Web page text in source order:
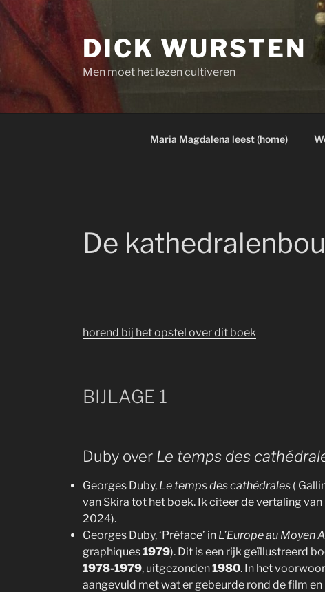
Skip
to
content
DICK WURSTEN
Men moet het lezen cultiveren
Maria Magdalena leest (home)
De
horend bij het opstel over dit boek
BIJLAGE 1
Duby over Le temps des
Georges Duby, Le temps des cathédrales (
van Skira tot het boek. Ik citeer de vertaling
2024).
Georges Duby, ‘Préface’ in L’Europe au Moyen
graphiques1979). Dit is een rijk geïllustreerd
1978-1979, uitgezonden1980. In het
aangevuld met wat er gebeurde rond de film